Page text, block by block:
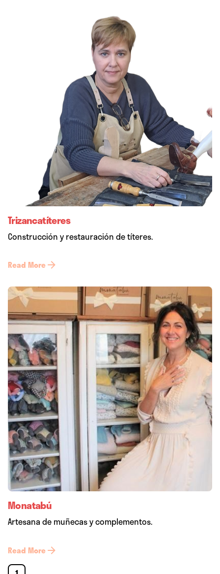
Trizancatíteres
Construcción y restauración de títeres.
Read More
Monatabú
Artesana de muñecas y complementos.
Read More